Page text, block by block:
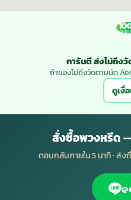
MONEY
การันตี ส่งไม่ถึง
ถ้าของไม่ถึงวัดตามนัด
ดูเงื่
สั่งซื้อพวงหรีด —
ตอบกลับภายใน 5 นาที · ส่ง